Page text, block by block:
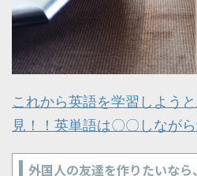
これから英語を学習しよう
見！！英単語は〇〇しながら
外国人の友達を作りたいな